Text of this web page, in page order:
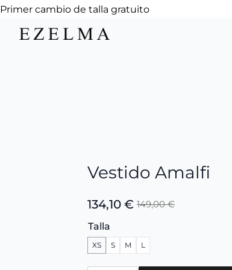
Primer cambio de talla gratuito
Vestido Amalfi
149,00€
El
precio
original
era:
134,10 €
El
precio
actual
es:
Talla
XS S M L